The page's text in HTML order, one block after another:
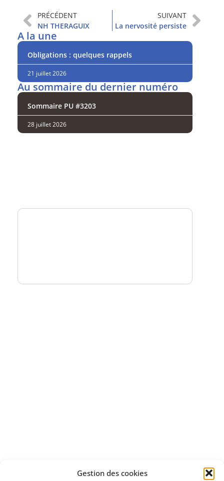
Gestion des cookies
PRÉCÉDENT
NH THERAGUIX
SUIVANT
La nervosité persiste
A la une
Obligations : quelques rappels
21 juillet 2026
Au sommaire du dernier numéro
Sommaire PU #3203
28 juillet 2026
Découvrez